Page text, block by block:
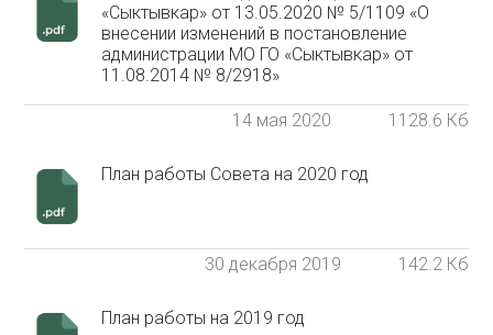
«Сыктывкар» от 13.05.2020 № 5/1109 «О
внесении изменений в постановление
администрации МО ГО «Сыктывкар» от
11.08.2014 № 8/2918»
14 мая 2020 1128.6 Кб
План работы Совета на 2020 год
30 декабря 2019 142.2 Кб
План работы на 2019 год